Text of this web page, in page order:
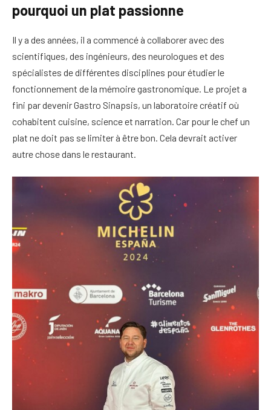
pourquoi un plat passionne
Il y a des années, il a commencé à collaborer avec des
scientifiques, des ingénieurs, des neurologues et des
spécialistes de différentes disciplines pour étudier le
fonctionnement de la mémoire gastronomique. Le projet a
fini par devenir Gastro Sinapsis, un laboratoire créatif où
cohabitent cuisine, science et narration. Car pour le chef un
plat ne doit pas se limiter à être bon. Cela devrait activer
autre chose dans le restaurant.